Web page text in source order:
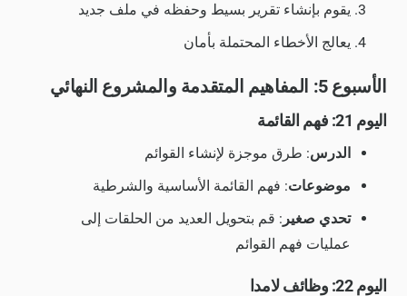
يقوم بإنشاء تقرير بسيط وحفظه في ملف جديد
يعالج الأخطاء المحتملة بأمان
الأسبوع 5: المفاهيم المتقدمة والمشروع النهائي
اليوم 21: فهم القائمة
الدرس: طرق موجزة لإنشاء القوائم
موضوعات: فهم القائمة الأساسية والشرطية
تحدي صغير : قم بتحويل العديد من الحلقات إلى
عمليات فهم القوائم
اليوم 22: وظائف لامدا